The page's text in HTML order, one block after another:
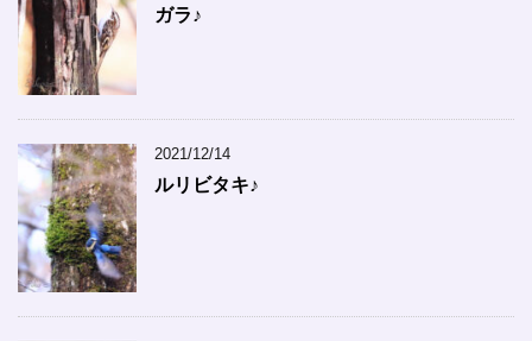
ガラ♪
2021/12/14
ルリビタキ♪